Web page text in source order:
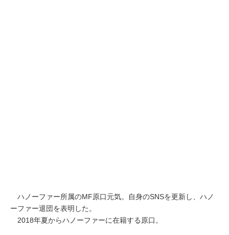
ハノーファー所属のMF原口元気。自身のSNSを更新し、ハノ
ーファー退団を表明した。
2018年夏からハノーファーに在籍する原口。